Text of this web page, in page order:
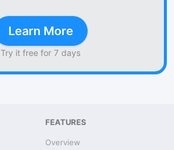
Learn More
Try it free for 7 days
FEATURES
Overview